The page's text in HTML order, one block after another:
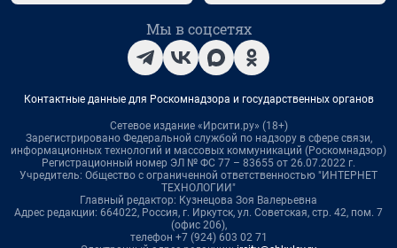
Мы в соцсетях
Контактные данные для Роскомнадзора и государственных органов
Сетевое издание «Ирсити.ру» (18+)
Зарегистрировано Федеральной службой по надзору в сфере связи,
информационных технологий и массовых коммуникаций (Роскомнадзор)
Регистрационный номер ЭЛ № ФС 77 – 83655 от 26.07.2022 г.
Учредитель: Общество с ограниченной ответственностью "ИНТЕРНЕТ
ТЕХНОЛОГИИ"
Главный редактор: Кузнецова Зоя Валерьевна
Адрес редакции: 664022, Россия, г. Иркутск, ул. Советская, стр. 42, пом. 7
(офис 206),
телефон +7 (924) 603 02 71